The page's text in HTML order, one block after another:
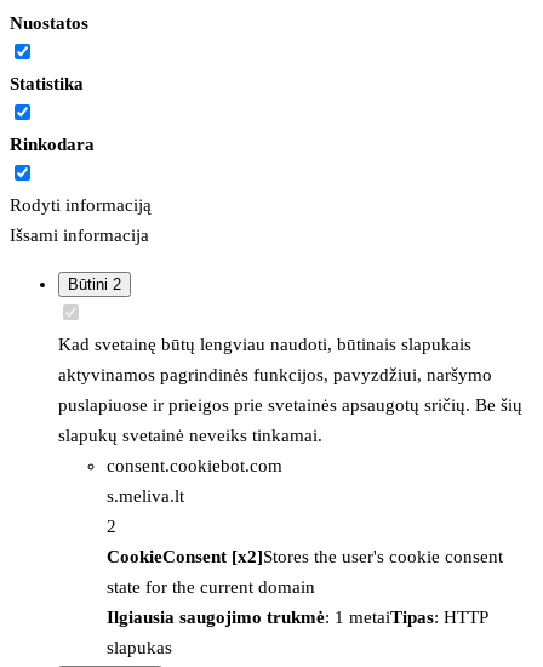
Nuostatos
Statistika
Rinkodara
Rodyti informaciją
Išsami informacija
Būtini 2
Kad svetainę būtų lengviau naudoti, būtinais slapukais
aktyvinamos pagrindinės funkcijos, pavyzdžiui, naršymo
puslapiuose ir prieigos prie svetainės apsaugotų sričių. Be šių
slapukų svetainė neveiks tinkamai.
consent.cookiebot.com
s.meliva.lt
2
CookieConsent [x2]Stores the user's cookie consent
state for the current domain
Ilgiausia saugojimo trukmė: 1 metaiTipas: HTTP
slapukas